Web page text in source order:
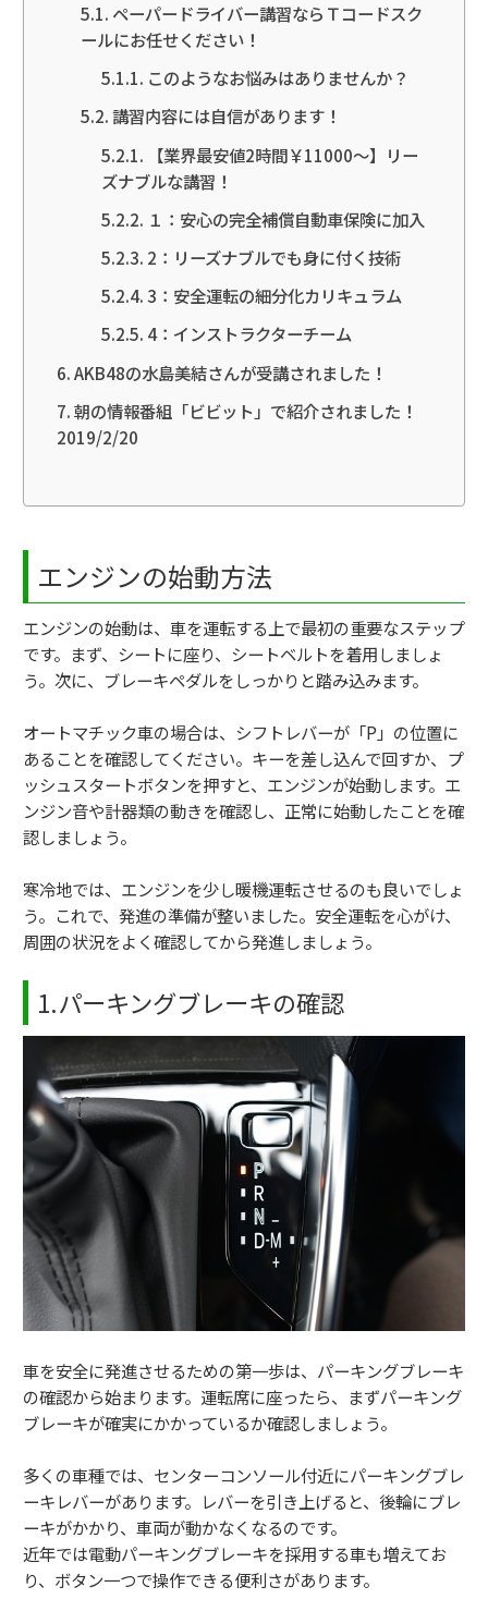
ペーパードライバー講習ならＴコードスク
ールにお任せください！
このようなお悩みはありませんか？
講習内容には自信があります！
【業界最安値2時間￥11000～】リー
ズナブルな講習！
１：安心の完全補償自動車保険に加入
2：リーズナブルでも身に付く技術
3：安全運転の細分化カリキュラム
4：インストラクターチーム
AKB48の水島美結さんが受講されました！
朝の情報番組「ビビット」で紹介されました！
2019/2/20
エンジンの始動方法
エンジンの始動は、車を運転する上で最初の重要なステップ
です。まず、シートに座り、シートベルトを着用しましょ
う。次に、ブレーキペダルをしっかりと踏み込みます。
オートマチック車の場合は、シフトレバーが「P」の位置に
あることを確認してください。キーを差し込んで回すか、プ
ッシュスタートボタンを押すと、エンジンが始動します。エ
ンジン音や計器類の動きを確認し、正常に始動したことを確
認しましょう。
寒冷地では、エンジンを少し暖機運転させるのも良いでしょ
う。これで、発進の準備が整いました。安全運転を心がけ、
周囲の状況をよく確認してから発進しましょう。
1.パーキングブレーキの確認
車を安全に発進させるための第一歩は、パーキングブレーキ
の確認から始まります。運転席に座ったら、まずパーキング
ブレーキが確実にかかっているか確認しましょう。
多くの車種では、センターコンソール付近にパーキングブレ
ーキレバーがあります。レバーを引き上げると、後輪にブレ
ーキがかかり、車両が動かなくなるのです。
近年では電動パーキングブレーキを採用する車も増えてお
り、ボタン一つで操作できる便利さがあります。